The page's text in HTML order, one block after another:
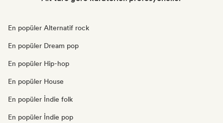
En popüler Alternatif rock
En popüler Dream pop
En popüler Hip-hop
En popüler House
En popüler İndie folk
En popüler İndie pop